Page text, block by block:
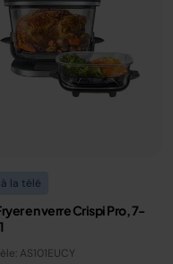
la télé
en verre Crispi Pro, 7-
AS101EUCY